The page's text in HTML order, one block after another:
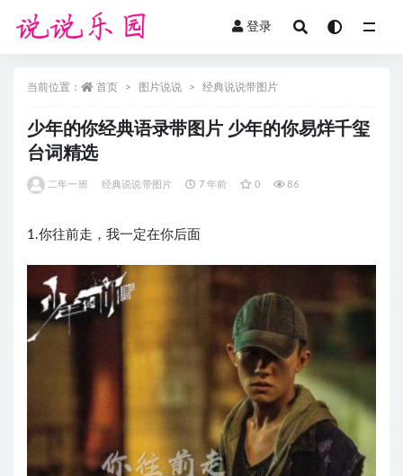
登录
当前位置： 首页 图片说说 经典说说带图片
少年的你经典语录带图片 少年的你易烊千玺
台词精选
二年一班 经典说说带图片 7 年前 0 86
1.你往前走，我一定在你后面